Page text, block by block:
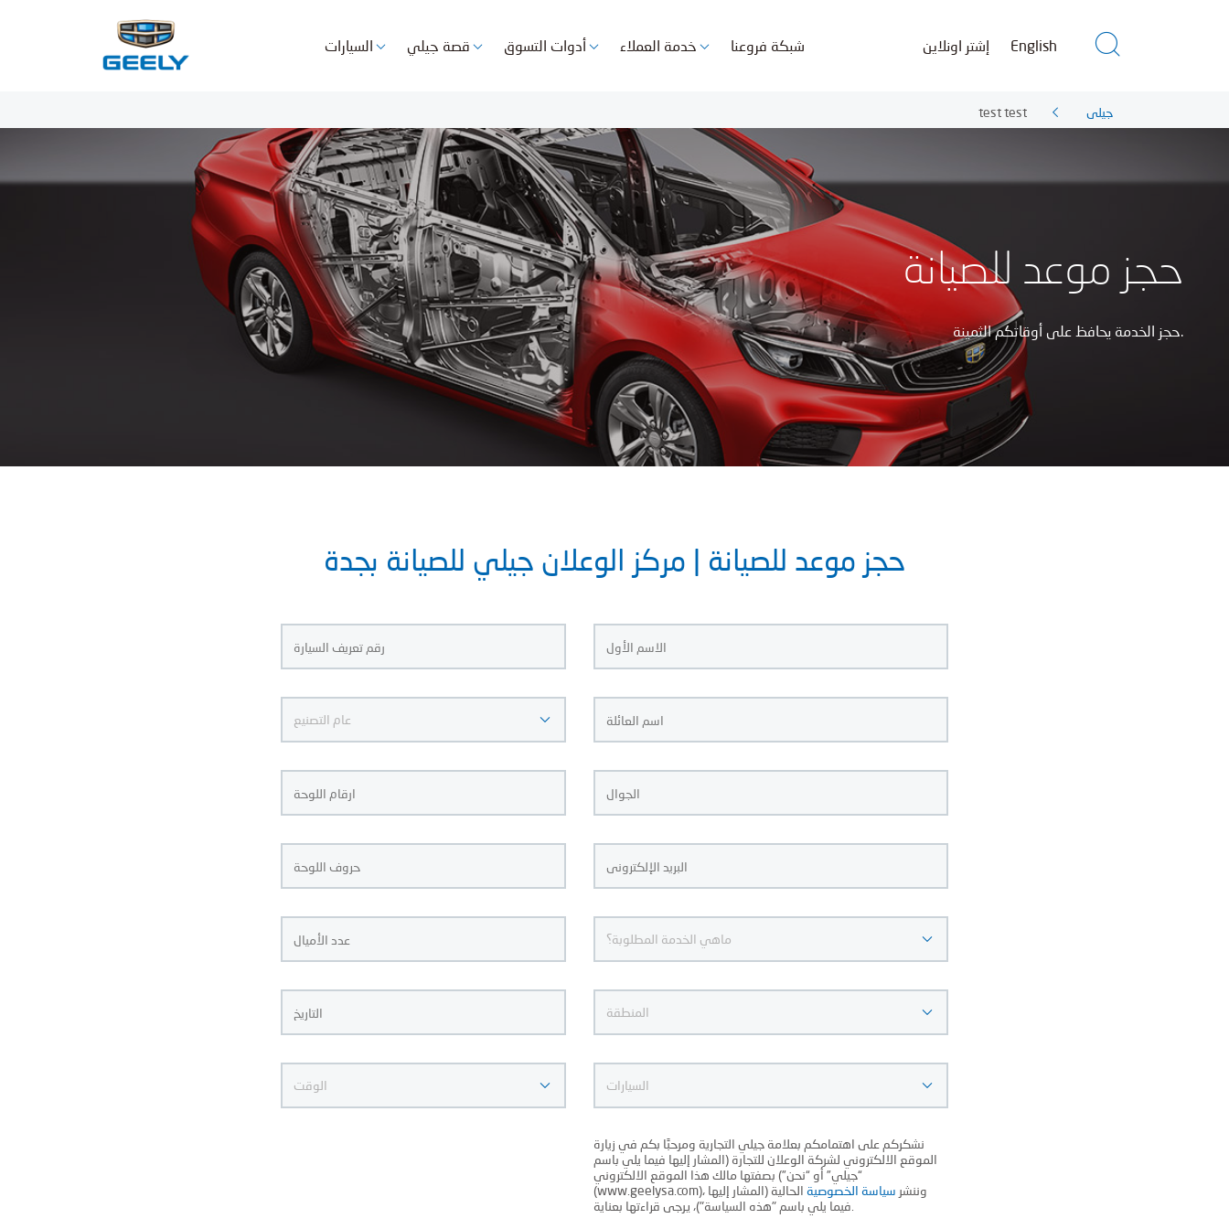
السيارات قصة جيلي أدوات التسوق خدمة العملاء شبكة فروعنا إشتر اونلاين English
test test جيلي
حجز موعد للصيانة
حجز الخدمة يحافظ على أوقاتكم الثمينة.
حجز موعد للصيانة | مركز الوعلان جيلي للصيانة بجدة
Format:
نشكركم على اهتمامكم بعلامة جيلي التجارية ومرحبًا بكم في زيارة
الموقع الالكتروني لشركة الوعلان للتجارة (المشار إليها فيما يلي باسم
“جيلي” أو “نحن”) بصفتها مالك هذا الموقع الالكتروني
(www.geelysa.com)، وننشر سياسة الخصوصية الحالية (المشار إليها